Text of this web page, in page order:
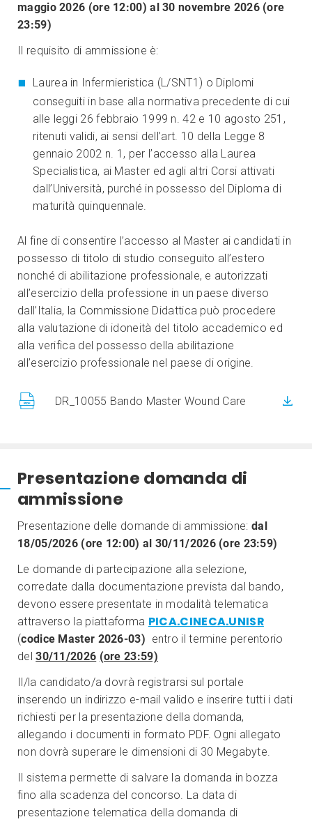
maggio 2026 (ore 12:00) al 30 novembre 2026 (ore
23:59)
Il requisito di ammissione è:
Laurea in Infermieristica (L/SNT1) o Diplomi
conseguiti in base alla normativa precedente di cui
alle leggi 26 febbraio 1999 n. 42 e 10 agosto 251,
ritenuti validi, ai sensi dell’art. 10 della Legge 8
gennaio 2002 n. 1, per l’accesso alla Laurea
Specialistica, ai Master ed agli altri Corsi attivati
dall’Università, purché in possesso del Diploma di
maturità quinquennale.
Al fine di consentire l’accesso al Master ai candidati in
possesso di titolo di studio conseguito all’estero
nonché di abilitazione professionale, e autorizzati
all’esercizio della professione in un paese diverso
dall’Italia, la Commissione Didattica può procedere
alla valutazione di idoneità del titolo accademico ed
alla verifica del possesso della abilitazione
all’esercizio professionale nel paese di origine.
DR_10055 Bando Master Wound Care
Presentazione domanda di
ammissione
Presentazione delle domande di ammissione: dal
18/05/2026 (ore 12:00) al 30/11/2026 (ore 23:59)
Le domande di partecipazione alla selezione,
corredate dalla documentazione prevista dal bando,
devono essere presentate in modalità telematica
attraverso la piattaforma PICA.CINECA.UNISR
(codice Master 2026-03) entro il termine perentorio
del30/11/2026 (ore 23:59)
Il/la candidato/a dovrà registrarsi sul portale
inserendo un indirizzo e-mail valido e inserire tutti i dati
richiesti per la presentazione della domanda,
allegando i documenti in formato PDF. Ogni allegato
non dovrà superare le dimensioni di 30 Megabyte.
Il sistema permette di salvare la domanda in bozza
fino alla scadenza del concorso. La data di
presentazione telematica della domanda di